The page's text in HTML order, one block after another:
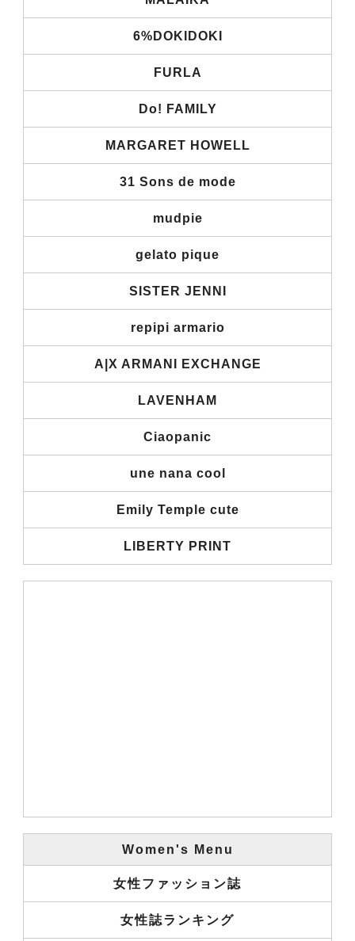
6%DOKIDOKI
FURLA
Do! FAMILY
MARGARET HOWELL
31 Sons de mode
mudpie
gelato pique
SISTER JENNI
repipi armario
A|X ARMANI EXCHANGE
LAVENHAM
Ciaopanic
une nana cool
Emily Temple cute
LIBERTY PRINT
Women's Menu
女性ファッション誌
女性誌ランキング